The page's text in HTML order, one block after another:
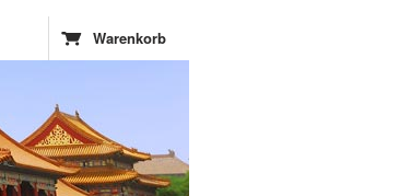
Warenkorb